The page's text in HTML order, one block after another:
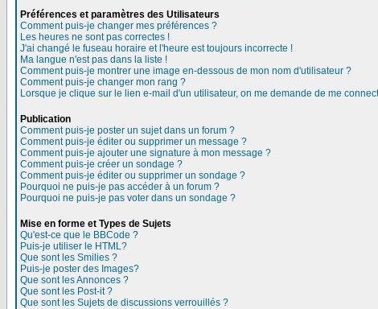
Préférences et paramètres des Utilisateurs
Comment puis-je changer mes préférences ?
Les heures ne sont pas correctes !
J'ai changé le fuseau horaire et l'heure est toujours incorrecte !
Ma langue n'est pas dans la liste !
Comment puis-je montrer une image en-dessous de mon nom d'utilisateur ?
Comment puis-je changer mon rang ?
Lorsque je clique sur le lien e-mail d'un utilisateur, on me demande de me
Publication
Comment puis-je poster un sujet dans un forum ?
Comment puis-je éditer ou supprimer un message ?
Comment puis-je ajouter une signature à mon message ?
Comment puis-je créer un sondage ?
Comment puis-je éditer ou supprimer un sondage ?
Pourquoi ne puis-je pas accéder à un forum ?
Pourquoi ne puis-je pas voter dans un sondage ?
Mise en forme et Types de Sujets
Qu'est-ce que le BBCode ?
Puis-je utiliser le HTML?
Que sont les Smilies ?
Puis-je poster des Images?
Que sont les Annonces ?
Que sont les Post-it ?
Que sont les Sujets de discussions verrouillés ?